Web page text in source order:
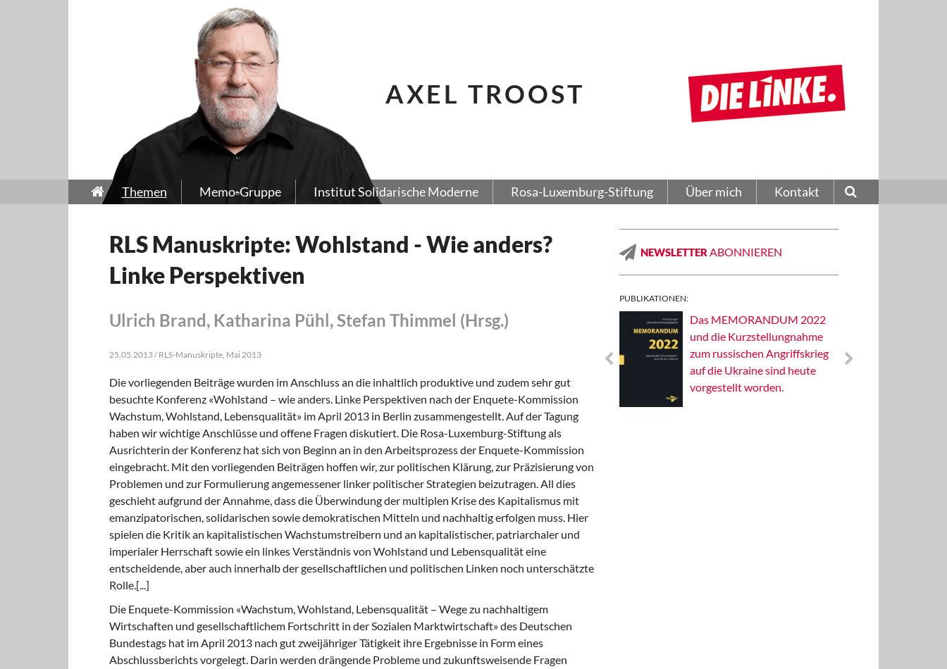
AXEL TROOST
Themen Memo-Gruppe Institut Solidarische Moderne Rosa-Luxemburg-Stiftung Über mich Kontakt
RLS Manuskripte: Wohlstand - Wie anders?
Linke Perspektiven
Ulrich Brand, Katharina Pühl, Stefan Thimmel (Hrsg.)
25.05.2013 / RLS-Manuskripte, Mai 2013
Die vorliegenden Beiträge wurden im Anschluss an die inhaltlich produktive und zudem sehr gut
besuchte Konferenz «Wohlstand – wie anders. Linke Perspektiven nach der Enquete-Kommission
Wachstum, Wohlstand, Lebensqualität» im April 2013 in Berlin zusammengestellt. Auf der Tagung
haben wir wichtige Anschlüsse und offene Fragen diskutiert. Die Rosa-Luxemburg-Stiftung als
Ausrichterin der Konferenz hat sich von Beginn an in den Arbeitsprozess der Enquete-Kommission
eingebracht. Mit den vorliegenden Beiträgen hoffen wir, zur politischen Klärung, zur Präzisierung von
Problemen und zur Formulierung angemessener linker politischer Strategien beizutragen. All dies
geschieht aufgrund der Annahme, dass die Überwindung der multiplen Krise des Kapitalismus mit
emanzipatorischen, solidarischen sowie demokratischen Mitteln und nachhaltig erfolgen muss. Hier
spielen die Kritik an kapitalistischen Wachstumstreibern und an kapitalistischer, patriarchaler und
imperialer Herrschaft sowie ein linkes Verständnis von Wohlstand und Lebensqualität eine
entscheidende, aber auch innerhalb der gesellschaftlichen und politischen Linken noch unterschätzte
Rolle.[...]
Die Enquete-Kommission «Wachstum, Wohlstand, Lebensqualität – Wege zu nachhaltigem
Wirtschaften und gesellschaftlichem Fortschritt in der Sozialen Marktwirtschaft» des Deutschen
Bundestags hat im April 2013 nach gut zweijähriger Tätigkeit ihre Ergebnisse in Form eines
Abschlussberichts vorgelegt. Darin werden drängende Probleme und zukunftsweisende Fragen
NEWSLETTER ABONNIEREN
PUBLIKATIONEN:
Solidarisches EUropa -
Das MEMORANDUM 2022
und die Kurzstellungnahme
zum russischen Angriffskrieg
auf die Ukraine sind heute
vorgestellt worden.